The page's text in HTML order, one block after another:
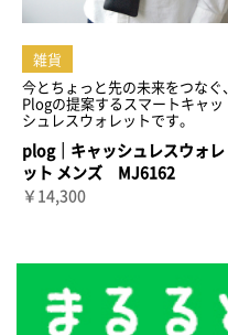
雑貨
今とちょっと先の未来をつなぐ、
Plogの提案するスマートキャッ
シュレスウォレットです。
plog｜キャッシュレスウォレ
ット メンズ MJ6162
￥14,300